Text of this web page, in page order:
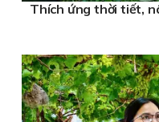
Thích ứng thời tiết,